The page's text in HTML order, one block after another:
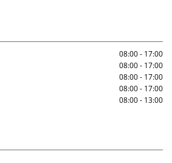
08:00 - 17:00
08:00 - 17:00
08:00 - 17:00
08:00 - 17:00
08:00 - 13:00